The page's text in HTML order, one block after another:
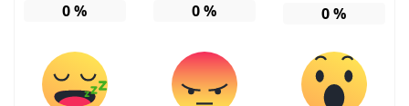
0% 0% 0%